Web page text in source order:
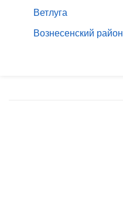
Ветлуга
Вознесенский район